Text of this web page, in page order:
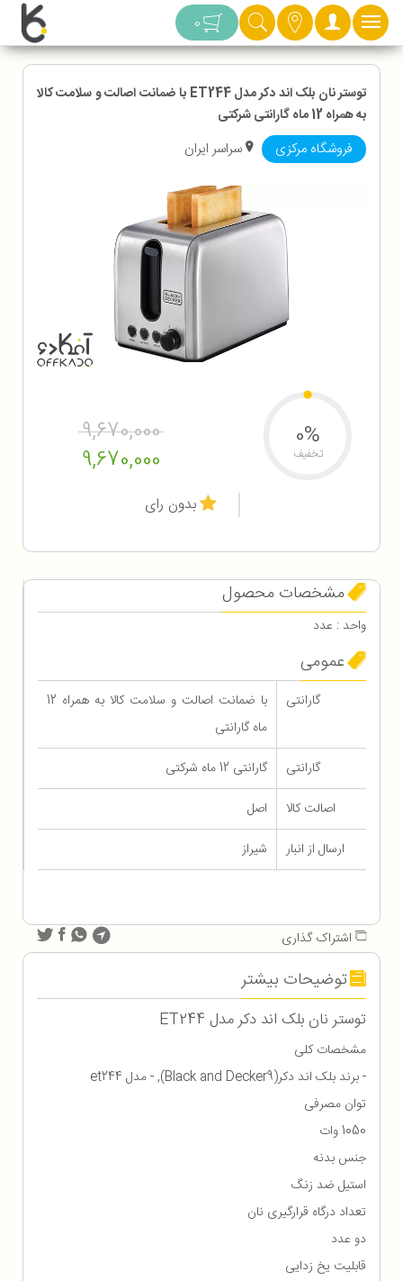
دسته بندی 0
توستر نان بلک اند دکر مدل ET244 با ضمانت اصالت و سلامت کالا
به همراه 12 ماه گارانتی شرکتی
فروشگاه مرکزی سراسر ایران
9,670,000
9,670,000
0%
تخفیف
بدون رای
مشخصات محصول
واحد : عدد
عمومی
گارانتی
با ضمانت اصالت و سلامت کالا به همراه 12
ماه گارانتی
گارانتی
گارانتی 12 ماه شرکتی
اصالت کالا
اصل
ارسال از انبار
شیراز
اشتراک گذاری
توضیحات بیشتر
توستر نان بلک اند دکر مدل ET244
مشخصات کلی
- برند بلک اند دکر(Black and Decker9), - مدل et244
توان مصرفی
1050 وات
جنس بدنه
استیل ضد زنگ
تعداد درگاه قرارگیری نان
دو عدد
قابلیت یخ زدایی